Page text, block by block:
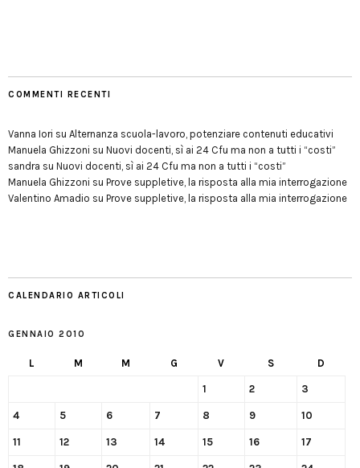
COMMENTI RECENTI
Vanna Iori su Alternanza scuola-lavoro, potenziare contenuti educativi
Manuela Ghizzoni su Nuovi docenti, sì ai 24 Cfu ma non a tutti i “costi”
sandra su Nuovi docenti, sì ai 24 Cfu ma non a tutti i “costi”
Manuela Ghizzoni su Prove suppletive, la risposta alla mia interrogazione
Valentino Amadio su Prove suppletive, la risposta alla mia interrogazione
CALENDARIO ARTICOLI
GENNAIO 2010
L M M G V S D
1 2 3
4 5 6 7 8 9 10
11 12 13 14 15 16 17